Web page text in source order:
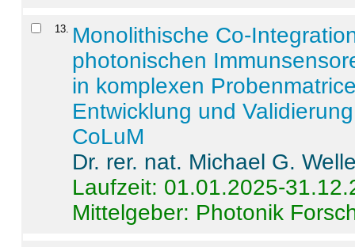
13
Monolithische Co-
photonischen
in komplexen
Entwicklung und
CoLuM
Dr. rer. nat. Michael G.
Laufzeit: 01.01.2025-
Mittelgeber: Photonik